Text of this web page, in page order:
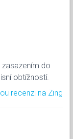
zasazením do
obtížností.
recenzi na Zing